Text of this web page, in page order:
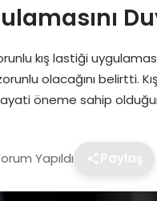
kış lastiği
olacağını belirtti.
öneme sahip
Yapıldı Paylaş